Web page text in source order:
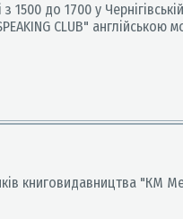
1500 до 1700 у
CLUB"
книговидавництва "КМ